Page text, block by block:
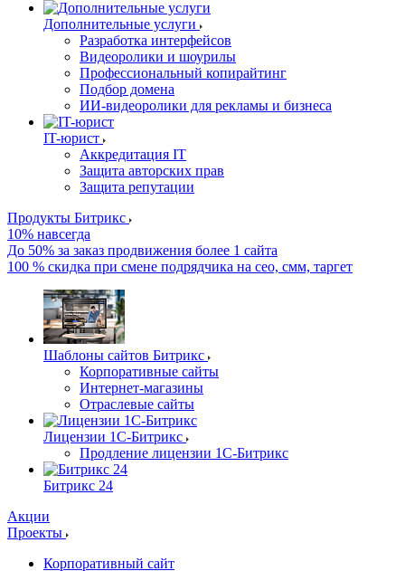
Дополнительные услуги
Разработка интерфейсов
Видеоролики и шоурилы
Профессиональный копирайтинг
Подбор домена
ИИ-видеоролики для рекламы и бизнеса
IT-юрист
Аккредитация IT
Защита авторских прав
Защита репутации
Продукты Битрикс
10% навсегда
До 50% за заказ продвижения более 1 сайта
100 % скидка при смене подрядчика на сео, смм, таргет
Шаблоны сайтов Битрикс
Корпоративные сайты
Интернет-магазины
Отраслевые сайты
Лицензии 1С-Битрикс
Продление лицензии 1С-Битрикс
Битрикс 24
Акции
Проекты
Корпоративный сайт